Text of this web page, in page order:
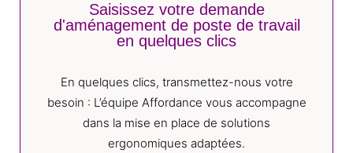
Saisissez votre demande
d'aménagement de poste de travail
en quelques clics
En quelques clics, transmettez-nous votre
besoin : L’équipe Affordance vous accompagne
dans la mise en place de solutions
ergonomiques adaptées.